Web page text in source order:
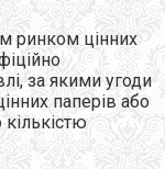
ринком цінних
за якими угоди
паперів або